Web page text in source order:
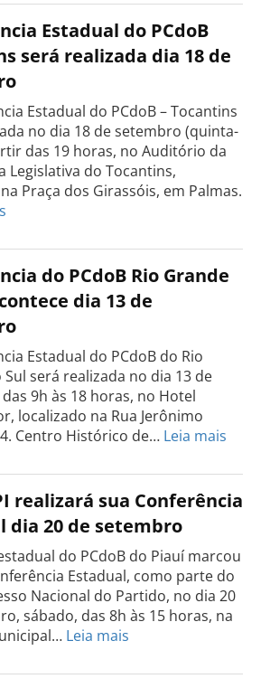
Estadual do PCdoB
será realizada dia 18 de
Estadual do PCdoB – Tocantins
no dia 18 de setembro (quinta-
das 19 horas, no Auditório da
Legislativa do Tocantins,
Praça dos Girassóis, em Palmas.
Estadual
do
Tocantins
será
realizada
dia
18
de
setembro
do PCdoB Rio Grande
dia 13 de
Estadual do PCdoB do Rio
será realizada no dia 13 de
9h às 18 horas, no Hotel
localizado na Rua Jerônimo
Centro Histórico de… Leia mais
do
PCdoB
do
Sul
dia
realizará sua Conferência
dia 20 de setembro
do PCdoB do Piauí marcou
Estadual, como parte do
Nacional do Partido, no dia 20
sábado, das 8h às 15 horas, na
Leia mais
PI